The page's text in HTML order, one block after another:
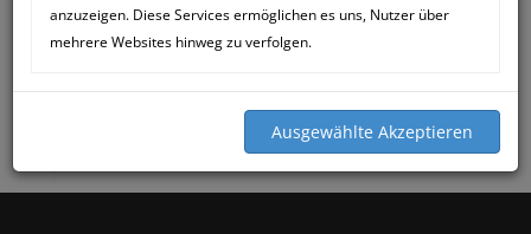
anzuzeigen. Diese Services ermöglichen es uns, Nutzer über
mehrere Websites hinweg zu verfolgen.